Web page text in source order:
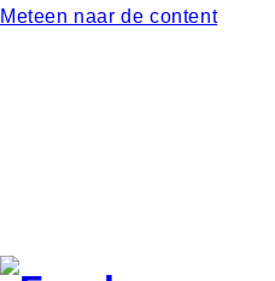
Meteen naar de content